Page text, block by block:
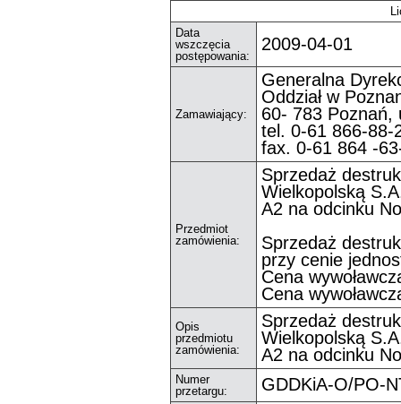
Data
wszczęcia
postępowania:
2009-04-01
Zamawiający:
Generalna
Oddział w
60- 783 Poznań,
tel. 0-61 866-88-
fax. 0-61 864 -
Przedmiot
zamówienia:
Sprzedaż
Wielkopolską
A2 na odcinku
Sprzedaż
przy cenie
Cena
Cena
Opis
przedmiotu
zamówienia:
Sprzedaż
Wielkopolską
A2 na odcinku
Numer
przetargu:
GDDKiA-O/PO-